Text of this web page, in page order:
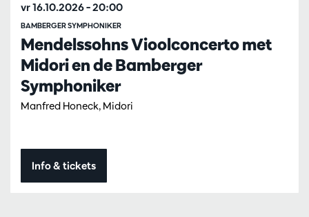
Mendelssohns Vioolconcerto met
Midori en de Bamberger
Symphoniker
Manfred Honeck, Midori
BAMBERGER SYMPHONIKER
vr 16.10.2026– 20:00
Info & tickets